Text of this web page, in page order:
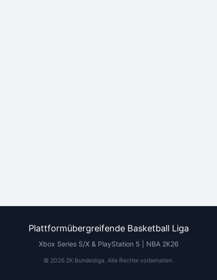
Plattformübergreifende Basketball Liga
Xbox Series S/X & PlayStation 5 | NBA 2K26
© 20262K Bundesliga. Alle Rechte vorbehalten.